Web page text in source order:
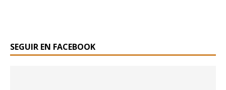
SEGUIR EN FACEBOOK